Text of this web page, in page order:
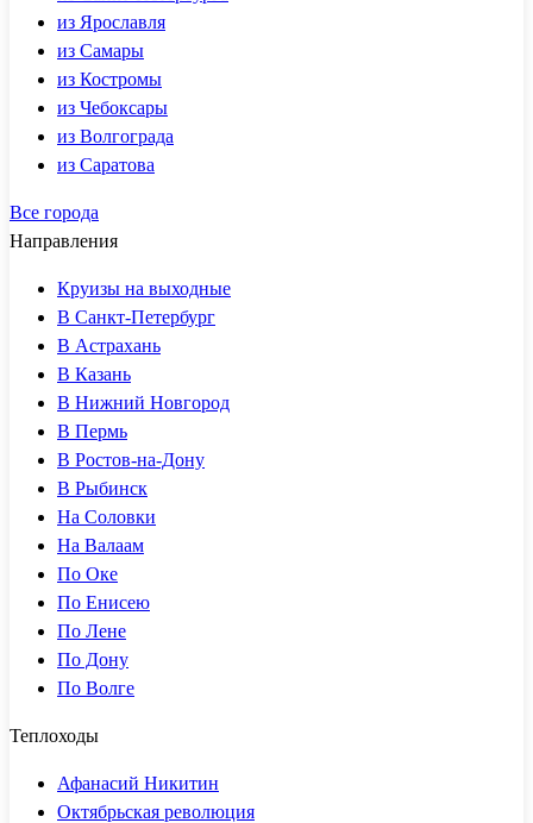
из Ярославля
из Самары
из Костромы
из Чебоксары
из Волгограда
из Саратова
Все города
Направления
Круизы на выходные
В Санкт-Петербург
В Астрахань
В Казань
В Нижний Новгород
В Пермь
В Ростов-на-Дону
В Рыбинск
На Соловки
На Валаам
По Оке
По Енисею
По Лене
По Дону
По Волге
Теплоходы
Афанасий Никитин
Октябрьская революция